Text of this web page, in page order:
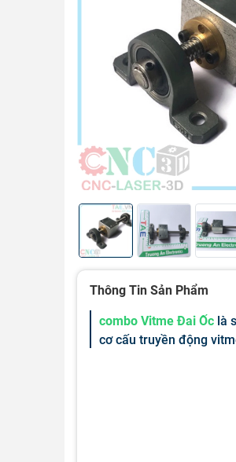
Thông Tin Sản Phẩm
combo Vitme Đai Ốc là
cơ cấu truyền động